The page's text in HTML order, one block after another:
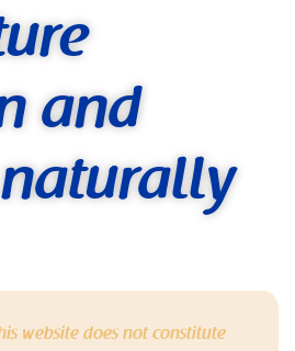
and
website does not constitute